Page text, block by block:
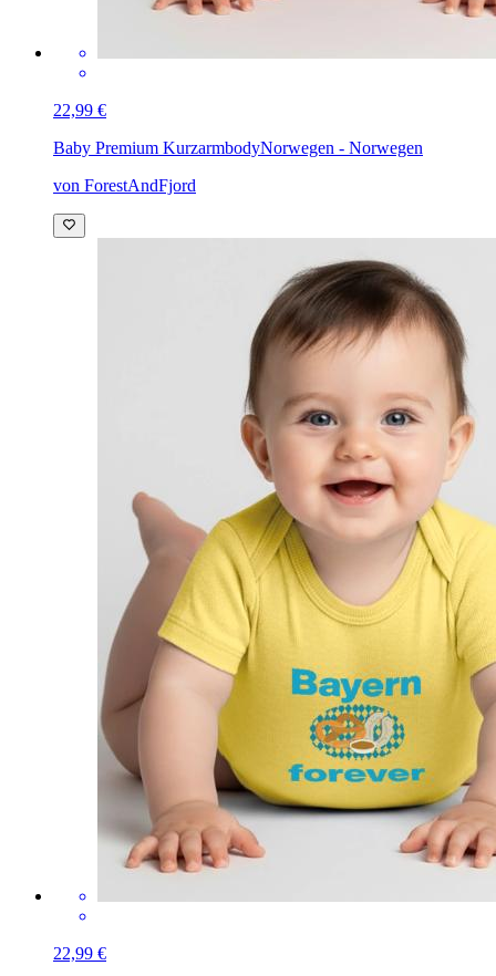
22,99 €
Baby Premium KurzarmbodyNorwegen - Norwegen
von ForestAndFjord
22,99 €